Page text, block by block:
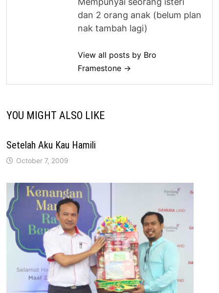
dan 2 orang anak (belum plan
nak tambah lagi)
View all posts by Bro
Framestone →
YOU MIGHT ALSO LIKE
Setelah Aku Kau Hamili
October 7, 2009